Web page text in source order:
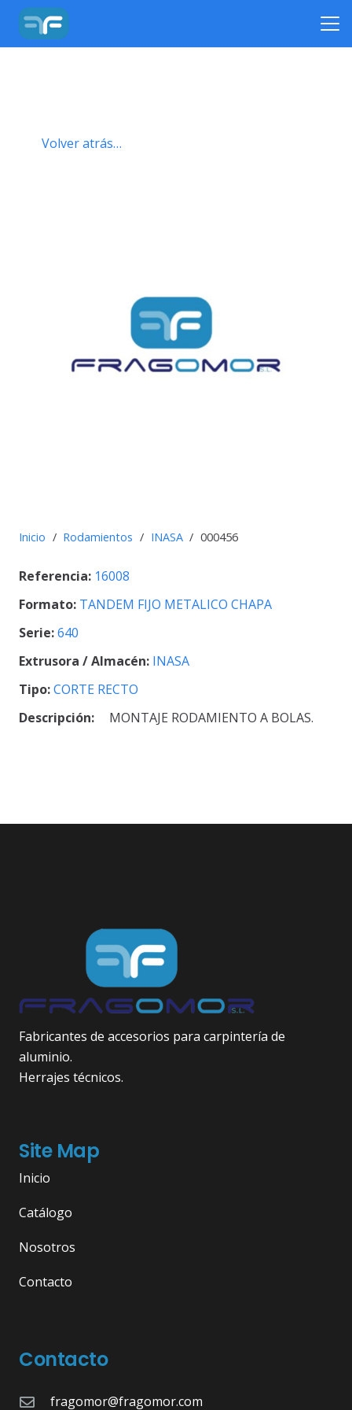
Volver atrás…
Inicio / Rodamientos / INASA / 000456
Referencia: 16008
Formato: TANDEM FIJO METALICO CHAPA
Serie:640
Extrusora / Almacén: INASA
Tipo:CORTE RECTO
Descripción:
MONTAJE RODAMIENTO A BOLAS.
Fabricantes de accesorios para carpintería de
aluminio.
Herrajes técnicos.
Site Map
Inicio
Catálogo
Nosotros
Contacto
Contacto
fragomor@fragomor.com